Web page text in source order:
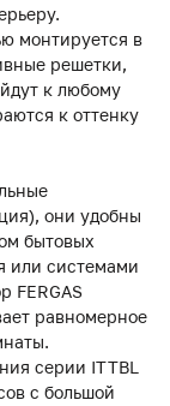
монтируется в
решетки,
к любому
к оттенку
они удобны
бытовых
или системами
FERGAS
равномерное
серии ITTBL
с большой